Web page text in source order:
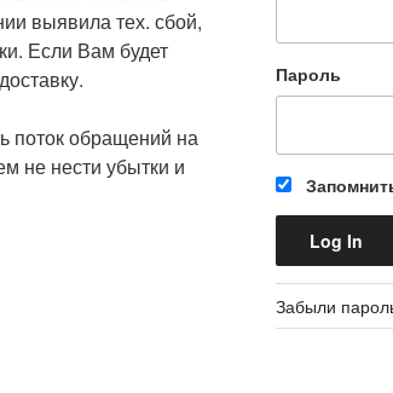
выявила тех. сбой,
Если Вам будет
поток обращений на
не нести убытки и
Пароль
Забыли